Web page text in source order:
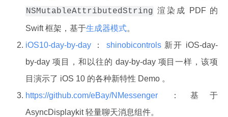
NSMutableAttributedString 渲染成 PDF 的
Swift 框架，基于生成器模式。
iOS10-day-by-day
： shinobicontrols 新开 iOS-day-
by-day 项目，和以往的 day-by-day 项目一样，该项
目演示了 iOS 10 的各种新特性 Demo 。
https://github.com/eBay/NMessenger
：基于
AsyncDisplaykit 轻量聊天消息组件。